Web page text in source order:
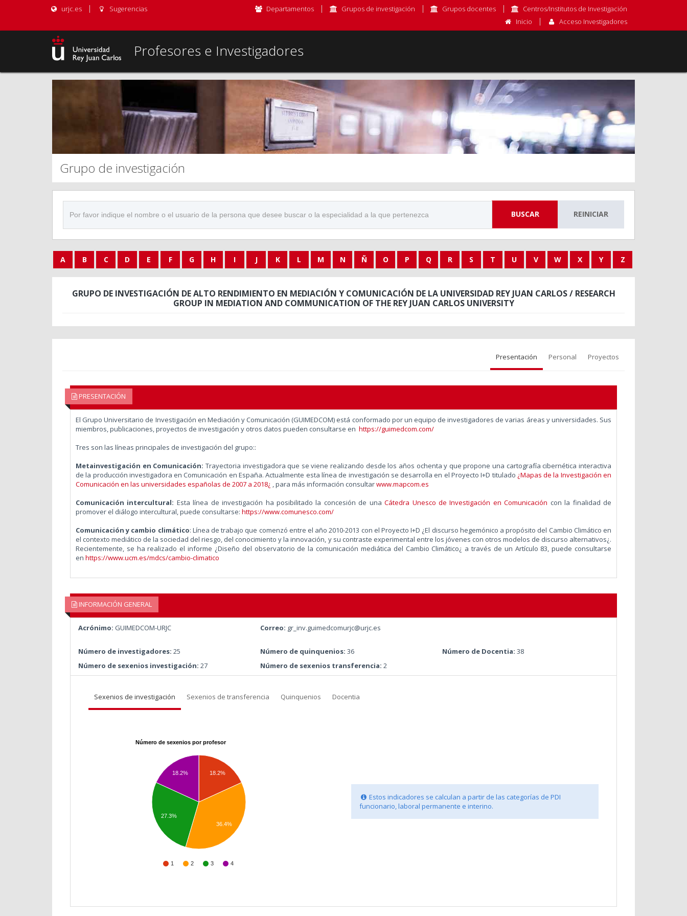
urjc.es Sugerencias Departamentos Grupos de investigación Grupos docentes
Centros/Institutos de Investigación
Inicio
Acceso Investigadores
Profesores e Investigadores
Grupo de investigación
BUSCAR REINICIAR
A B C D E F G H I J K L M N Ñ O P Q R S T U V W X Y Z
GRUPO DE INVESTIGACIÓN DE ALTO RENDIMIENTO EN MEDIACIÓN Y COMUNICACIÓN DE LA UNIVERSIDAD REY JUAN CARLOS / RESEARCH
GROUP IN MEDIATION AND COMMUNICATION OF THE REY JUAN CARLOS UNIVERSITY
Presentación Personal Proyectos
PRESENTACIÓN
El Grupo Universitario de Investigación en Mediación y Comunicación (GUIMEDCOM) está conformado por un equipo de investigadores de varias áreas y universidades. Sus
miembros, publicaciones, proyectos de investigación y otros datos pueden consultarse en https://guimedcom.com/
Tres son las líneas principales de investigación del grupo::
Metainvestigación en Comunicación: Trayectoria investigadora que se viene realizando desde los años ochenta y que propone una cartografía cibernética interactiva
de la producción investigadora en Comunicación en España. Actualmente esta línea de investigación se desarrolla en el Proyecto I+D titulado ¿Mapas de la Investigación en
Comunicación en las universidades españolas de 2007 a 2018¿
, para más información consultarwww.mapcom.es
Comunicación intercultural: Esta línea de investigación ha posibilitado la concesión de unaCátedra Unesco de Investigación en Comunicación con la finalidad de
promover el diálogo intercultural, puede consultarse: https://www.comunesco.com/
Comunicación y cambio climático: Línea de trabajo que comenzó entre el año 2010-2013 con el Proyecto I+D ¿El discurso hegemónico a propósito del Cambio Climático en
el contexto mediático de la sociedad del riesgo, del conocimiento y la innovación, y su contraste experimental entre los jóvenes con otros modelos de discurso alternativos¿.
Recientemente, se ha realizado el informe ¿Diseño del observatorio de la comunicación mediática del Cambio Climático¿ a través de un Artículo 83, puede consultarse
en https://www.ucm.es/mdcs/cambio-climatico
INFORMACIÓN GENERAL
Acrónimo: GUIMEDCOM-URJC Correo: gr_inv.guimedcomurjc@urjc.es
Número de investigadores: 25 Número de quinquenios: 36 Número de Docentia: 38
Número de sexenios investigación: 27 Número de sexenios transferencia: 2
Sexenios de investigación Sexenios de transferencia Quinquenios Docentia
Número de sexenios por profesor
1 2 3 4
18.2%
18.2%
27.3%
36.4%
Estos indicadores se calculan a partir de las categorías de PDI
funcionario, laboral permanente e interino.